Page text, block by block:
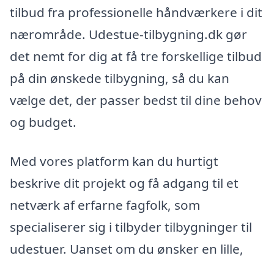
tilbud fra professionelle håndværkere i dit
nærområde. Udestue-tilbygning.dk gør
det nemt for dig at få tre forskellige tilbud
på din ønskede tilbygning, så du kan
vælge det, der passer bedst til dine behov
og budget.
Med vores platform kan du hurtigt
beskrive dit projekt og få adgang til et
netværk af erfarne fagfolk, som
specialiserer sig i tilbyder tilbygninger til
udestuer. Uanset om du ønsker en lille,